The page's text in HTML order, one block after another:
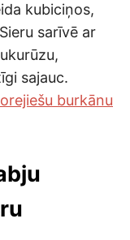
kubiciņos,
sarīvē ar
sajauc.
burkānu